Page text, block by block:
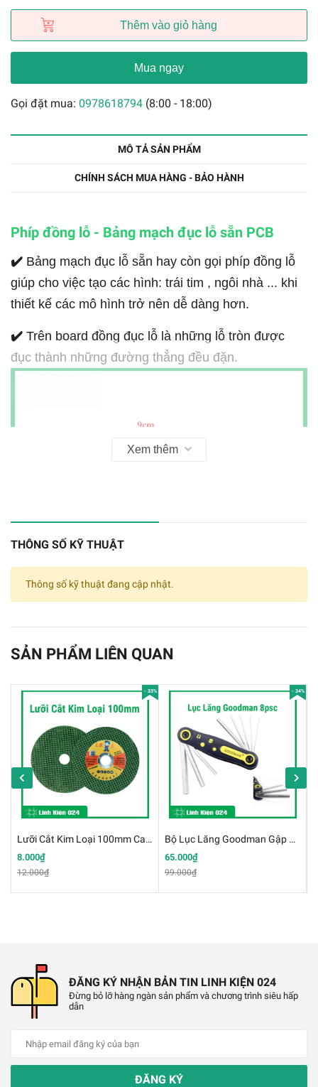
Thêm vào giỏ hàng
Mua ngay
Gọi đặt mua: 0978618794 (8:00 - 18:00)
MÔ TẢ SẢN PHẨM
CHÍNH SÁCH MUA HÀNG - BẢO HÀNH
Phíp đồng lỗ - Bảng mạch đục lỗ sẵn PCB
✔️ Bảng mạch đục lỗ sẵn hay còn gọi phíp đồng lỗ
giúp cho việc tạo các hình: trái tim , ngôi nhà ... khi
thiết kế các mô hình trở nên dễ dàng hơn.
✔️ Trên board đồng đục lỗ là những lỗ tròn được
đục thành những đường thẳng đều đặn.
Phíp Đồng Lỗ - Bảng Mạch Đục Lỗ Sẵn PCB Nâu
Kích Thước 7x9MM
Thông số kỹ thuật của bảng mạch đục lỗ sẵn:
✔️ Kích thước:7 x 9 mm
✔️Bề dày: 2mm
✔️Chất liệu: đồng
Xem thêm
THÔNG SỐ KỸ THUẬT
Thông số kỹ thuật đang cập nhật.
SẢN PHẨM LIÊN QUAN
- 33%
Lưỡi Cắt Kim Loại 100mm Cao Cấp Dày Dặn
8.000₫
12.000₫
- 34%
Bộ Lục Lăng Goodman Gập 8 Chi Tiết USA
65.000₫
99.000₫
ĐĂNG KÝ NHẬN BẢN TIN LINH KIỆN 024
Đừng bỏ lỡ hàng ngàn sản phẩm và chương trình siêu hấp
dẫn
ĐĂNG KÝ